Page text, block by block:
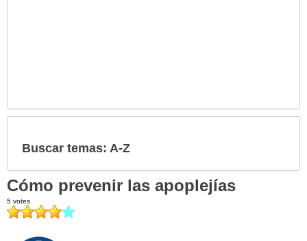
Buscar temas: A-Z
Cómo prevenir las apoplejías